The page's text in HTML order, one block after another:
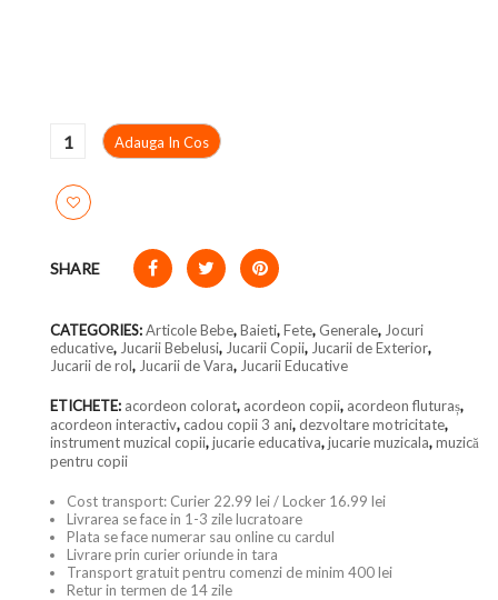
Adauga In Cos
SHARE
CATEGORIES:Articole Bebe,Baieti,Fete, Generale, Jocuri
educative, Jucarii Bebelusi, Jucarii Copii, Jucarii de Exterior,
Jucarii de rol, Jucarii de Vara, Jucarii Educative
ETICHETE: acordeon colorat, acordeon copii, acordeon fluturaș,
acordeon interactiv,cadou copii 3 ani,dezvoltare motricitate,
instrument muzical copii,jucarie educativa,jucarie muzicala,muzică
pentru copii
Cost transport: Curier 22.99 lei / Locker 16.99 lei
Livrarea se face in 1-3 zile lucratoare
Plata se face numerar sau online cu cardul
Livrare prin curier oriunde in tara
Transport gratuit pentru comenzi de minim 400 lei
Retur in termen de 14 zile